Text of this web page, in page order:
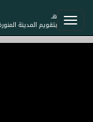
هـ
بتقويم المدينة